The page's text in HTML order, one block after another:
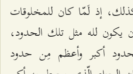
إذ لَمّا كان للمخلوقات
لله مثل تلك الحدود،
أكبر وأعظم مِن حدود